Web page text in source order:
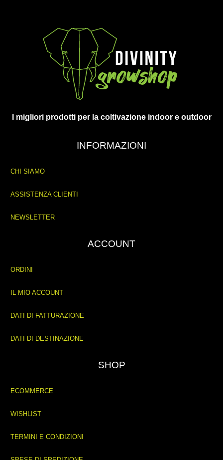
I migliori prodotti per la coltivazione indoor e outdoor
INFORMAZIONI
CHI SIAMO
ASSISTENZA CLIENTI
NEWSLETTER
ACCOUNT
ORDINI
IL MIO ACCOUNT
DATI DI FATTURAZIONE
DATI DI DESTINAZIONE
SHOP
ECOMMERCE
WISHLIST
TERMINI E CONDIZIONI